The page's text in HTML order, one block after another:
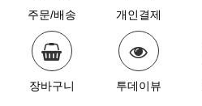
주문/배송 개인결제
장바구니 투데이뷰